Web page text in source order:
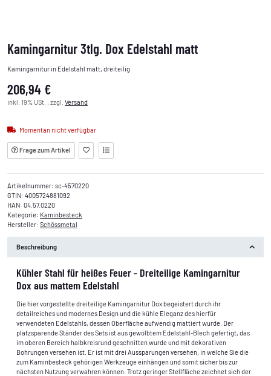
Kamingarnitur 3tlg. Dox Edelstahl matt
Kamingarnitur in Edelstahl matt, dreiteilig
206,94 €
inkl. 19% USt. , zzgl. Versand
Momentan nicht verfügbar
Frage zum Artikel
Artikelnummer: sc-4570220
GTIN: 4005724881092
HAN: 04.57.0220
Kategorie: Kaminbesteck
Hersteller: Schössmetal
Beschreibung
Kühler Stahl für heißes Feuer - Dreiteilige Kamingarnitur
Dox aus mattem Edelstahl
Die hier vorgestellte dreiteilige Kamingarnitur Dox begeistert durch ihr
detailreiches und modernes Design und die kühle Eleganz des hierfür
verwendeten Edelstahls, dessen Oberfläche aufwendig mattiert wurde. Der
platzsparende Ständer des Sets ist aus gewölbtem Edelstahl-Blech gefertigt, das
im oberen Bereich halbkreisrund geschnitten wurde und mit dekorativen
Bohrungen versehen ist. Er ist mit drei Aussparungen versehen, in welche Sie die
zum Kaminbesteck gehörigen Werkzeuge einhängen und somit sicher bis zur
nächsten Nutzung verwahren können. Trotz geringer Stellfläche zeichnet sich der